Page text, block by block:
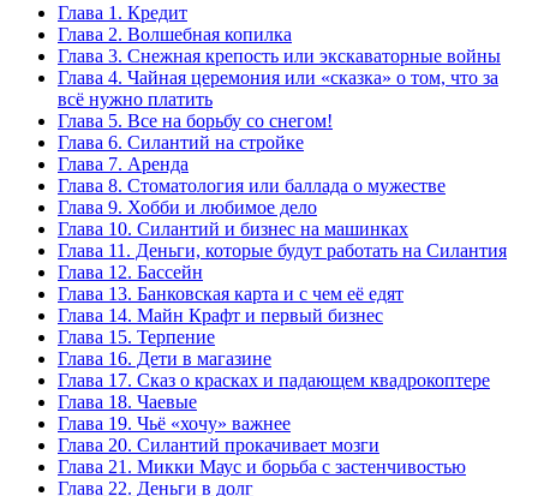
Глава 1. Кредит
Глава 2. Волшебная копилка
Глава 3. Снежная крепость или экскаваторные войны
Глава 4. Чайная церемония или «сказка» о том, что за
всё нужно платить
Глава 5. Все на борьбу со снегом!
Глава 6. Силантий на стройке
Глава 7. Аренда
Глава 8. Стоматология или баллада о мужестве
Глава 9. Хобби и любимое дело
Глава 10. Силантий и бизнес на машинках
Глава 11. Деньги, которые будут работать на Силантия
Глава 12. Бассейн
Глава 13. Банковская карта и с чем её едят
Глава 14. Майн Крафт и первый бизнес
Глава 15. Терпение
Глава 16. Дети в магазине
Глава 17. Сказ о красках и падающем квадрокоптере
Глава 18. Чаевые
Глава 19. Чьё «хочу» важнее
Глава 20. Силантий прокачивает мозги
Глава 21. Микки Маус и борьба с застенчивостью
Глава 22. Деньги в долг